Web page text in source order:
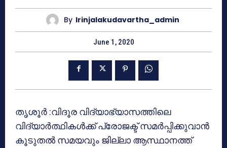
By Irinjalakudavartha_admin
June 1, 2020
തൃശൂർ :വിദൂര വിദ്യാഭ്യാസത്തിലെ
വിദ്യാർത്ഥികൾക്ക് പ്രോജക്ട് സമർപ്പിക്കുവാൻ
കൂടുതൽ സമയവും ജില്ലാ ആസ്ഥാനത്ത്